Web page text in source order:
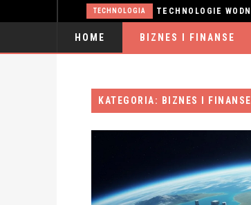
TECHNOLOGIA
HOME BIZNES I FINANSE
KATEGORIA: BIZNES I FINANSE